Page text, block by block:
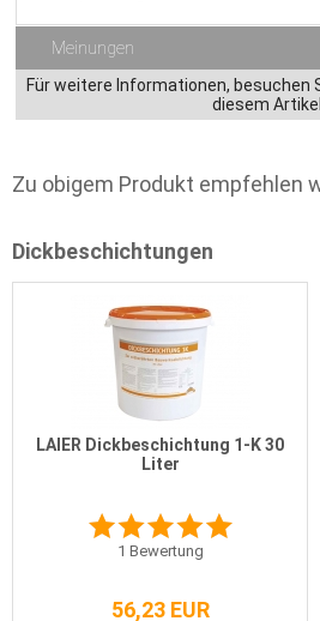
Meinungen
Für weitere Informationen, besuchen
diesem
Zu obigem Produkt empfehlen
Dickbeschichtungen
LAIER Dickbeschichtung 1-K 30
Liter
1 Bewertung
56,23 EUR